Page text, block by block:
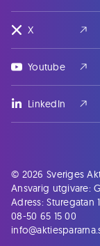
X
Youtube
LinkedIn
© 2026 Sveriges
Ansvarig utgivare:
Adress: Sturegatan
08-50 65 15 00